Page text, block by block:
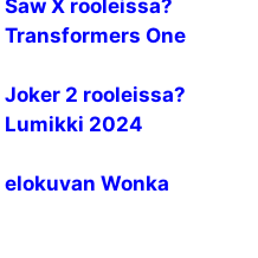
X rooleissa?
One
2 rooleissa?
Lumikki 2024
Wonka